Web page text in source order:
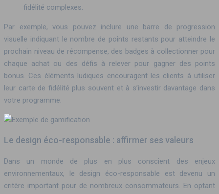
fidélité complexes.
Par exemple, vous pouvez inclure une barre de progression
visuelle indiquant le nombre de points restants pour atteindre le
prochain niveau de récompense, des badges à collectionner pour
chaque achat ou des défis à relever pour gagner des points
bonus. Ces éléments ludiques encouragent les clients à utiliser
leur carte de fidélité plus souvent et à s’investir davantage dans
votre programme.
Le design éco-responsable : affirmer ses valeurs
Dans un monde de plus en plus conscient des enjeux
environnementaux, le design éco-responsable est devenu un
critère important pour de nombreux consommateurs. En optant